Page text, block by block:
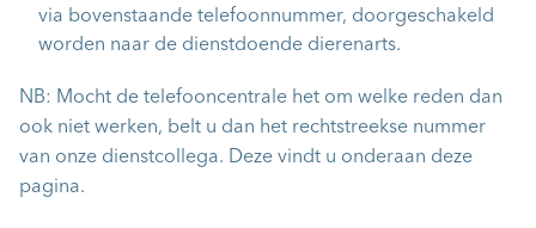
via bovenstaande telefoonnummer, doorgeschakeld
worden naar de dienstdoende dierenarts.
NB: Mocht de telefooncentrale het om welke reden dan
ook niet werken, belt u dan het rechtstreekse nummer
van onze dienstcollega. Deze vindt u onderaan deze
pagina.